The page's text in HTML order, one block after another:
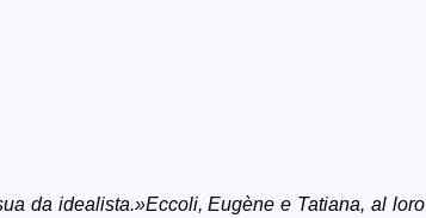
da idealista.»Eccoli, Eugène e Tatiana, al loro